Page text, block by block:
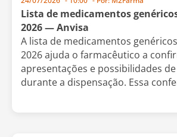
Lista de medicamentos
2026 — Anvisa
A lista de medicamentos
2026 ajuda o farmacêutico a
apresentações e possibilidades
durante a dispensação. Essa